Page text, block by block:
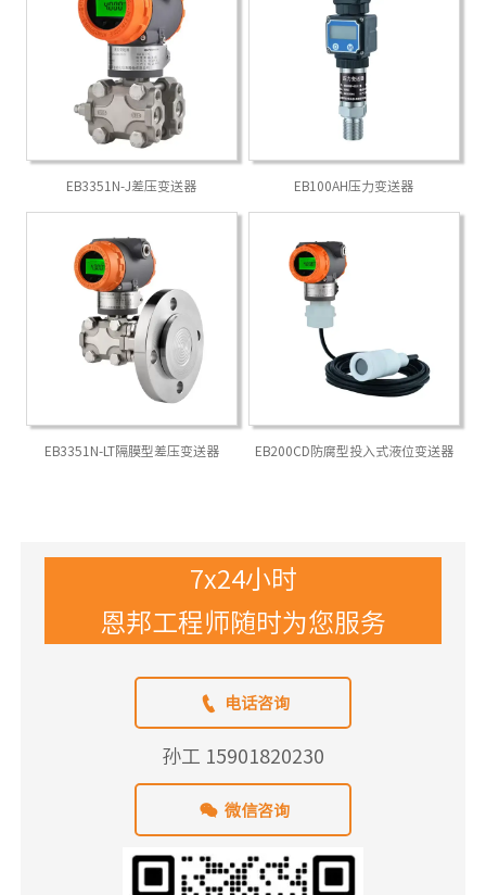
EB3351N-J差压变送器 EB100AH压力变送器
EB3351N-LT隔膜型差压变送器 EB200CD防腐型投入式液位变送器
7x24小时
恩邦工程师随时为您服务
 电话咨询
孙工 15901820230
 微信咨询